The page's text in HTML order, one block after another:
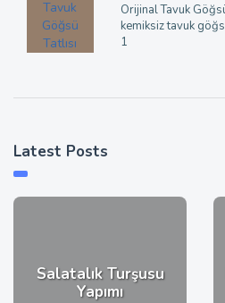
Orijinal Tavuk
kemiksiz tavuk
1
Latest Posts
Salatalık Turşusu
Yapımı